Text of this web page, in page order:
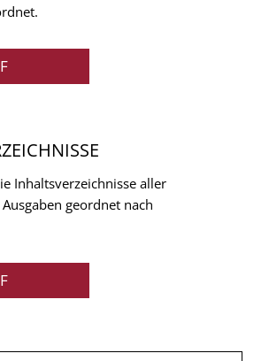
Inhaltsverzeichnisse aller
geordnet nach